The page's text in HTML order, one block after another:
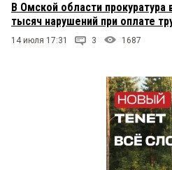
В Омской области
тысяч нарушений при оплате
14 июля 17:31 3 1687